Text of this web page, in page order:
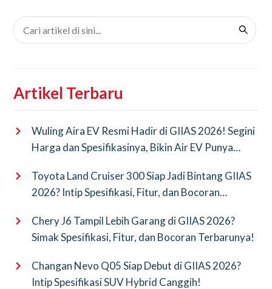
Artikel Terbaru
Wuling Aira EV Resmi Hadir di GIIAS 2026! Segini
Harga dan Spesifikasinya, Bikin Air EV Punya
Toyota Land Cruiser 300 Siap Jadi Bintang GIIAS
2026? Intip Spesifikasi, Fitur, dan Bocoran
Chery J6 Tampil Lebih Garang di GIIAS 2026?
Simak Spesifikasi, Fitur, dan Bocoran Terbarunya!
Changan Nevo Q05 Siap Debut di GIIAS 2026?
Intip Spesifikasi SUV Hybrid Canggih!